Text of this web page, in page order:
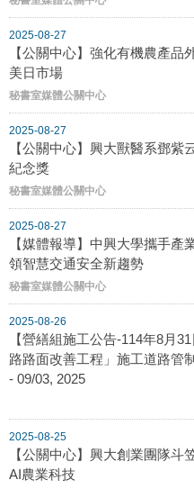
2025-08-27
【公關中心】強化有機農產
美日市場
秘書室媒體公關中心
2025-08-27
【公關中心】興大獸醫系鄧
紀念獎
秘書室媒體公關中心
2025-08-27
【媒體報導】中興大學攜手產
領智慧交通安全新趨勢
秘書室媒體公關中心
2025-08-26
【營繕組施工公告-114年8月
路路面改善工程」施工道路管
- 09/03, 2025
2025-08-25
【公關中心】興大創業團隊
AI農業科技